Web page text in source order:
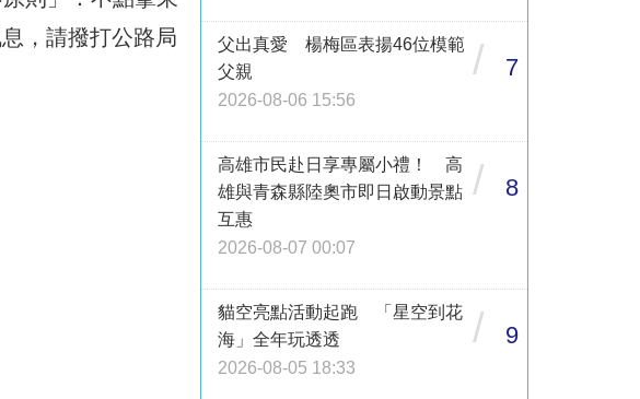
，請撥打公路局
父出真愛 楊梅區表揚46位模範
父親
2026-08-06 15:56
/ 7
高雄市民赴日享專屬小禮！ 高
雄與青森縣陸奧市即日啟動景點
互惠
2026-08-07 00:07
/ 8
貓空亮點活動起跑 「星空到花
海」全年玩透透
2026-08-05 18:33
/ 9